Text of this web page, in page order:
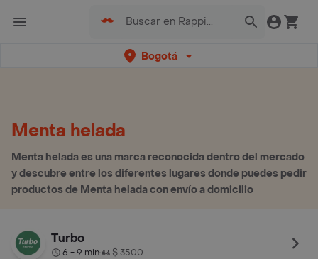
Bogotá
Menta helada
Menta helada es una marca reconocida dentro del mercado
y descubre entre los diferentes lugares donde puedes pedir
productos de Menta helada con envío a domicilio
Turbo
6 - 9 min• $ 3500